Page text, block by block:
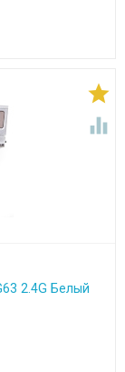


2.4G Белый